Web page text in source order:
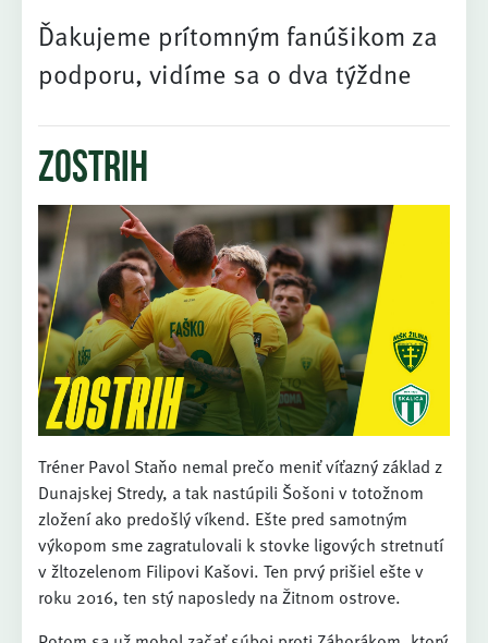
Ďakujeme prítomným fanúšikom za
podporu, vidíme sa o dva týždne
Zostrih
Tréner Pavol Staňo nemal prečo meniť víťazný základ z
Dunajskej Stredy, a tak nastúpili Šošoni v totožnom
zložení ako predošlý víkend. Ešte pred samotným
výkopom sme zagratulovali k stovke ligových stretnutí
v žltozelenom Filipovi Kašovi. Ten prvý prišiel ešte v
roku 2016, ten stý naposledy na Žitnom ostrove.